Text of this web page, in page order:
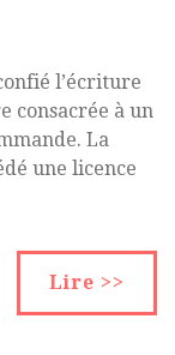
l’écriture
consacrée à un
La
une licence
Lire >>